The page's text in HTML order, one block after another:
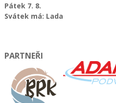
Pátek 7. 8.
Svátek má: Lada
PARTNEŘI